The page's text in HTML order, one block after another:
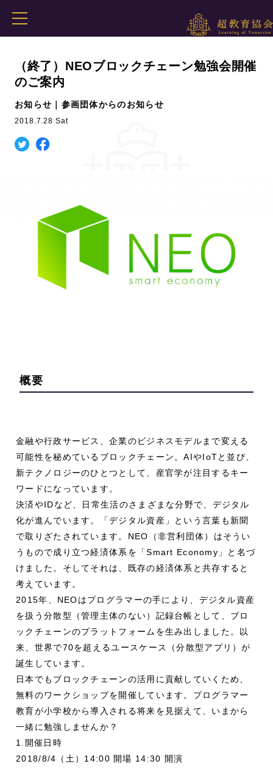
（終了）NEOブロックチェーン勉強会開催
のご案内
お知らせ｜参画団体からのお知らせ
2018.7.28 Sat
概要
金融や行政サービス、企業のビジネスモデルまで変える
可能性を秘めているブロックチェーン。AIやIoTと並び、
新テクノロジーのひとつとして、産官学が注目するキー
ワードになっています。
決済やIDなど、日常生活のさまざまな分野で、デジタル
化が進んでいます。「デジタル資産」という言葉も新聞
で取りざたされています。NEO（非営利団体）はそうい
うもので成り立つ経済体系を「Smart Economy」と名づ
けました。そしてそれは、既存の経済体系と共存すると
考えています。
2015年、NEOはプログラマーの手により、デジタル資産
を扱う分散型（管理主体のない）記録台帳として、ブロ
ックチェーンのプラットフォームを生み出しました。以
来、世界で70を超えるユースケース（分散型アプリ）が
誕生しています。
日本でもブロックチェーンの活用に貢献していくため、
無料のワークショップを開催しています。プログラマー
教育が小学校から導入される将来を見据えて、いまから
一緒に勉強しませんか？
1.開催日時
2018/8/4（土）14:00 開場 14:30 開演